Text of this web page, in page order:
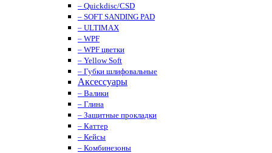
– Quickdisc/CSD
– SOFT SANDING PAD
– ULTIMAX
– WPF
– WPF цветки
– Yellow Soft
– Губки шлифовальные
Аксессуары
– Валики
– Глина
– Защитные прокладки
– Каттер
– Кейсы
– Комбинезоны